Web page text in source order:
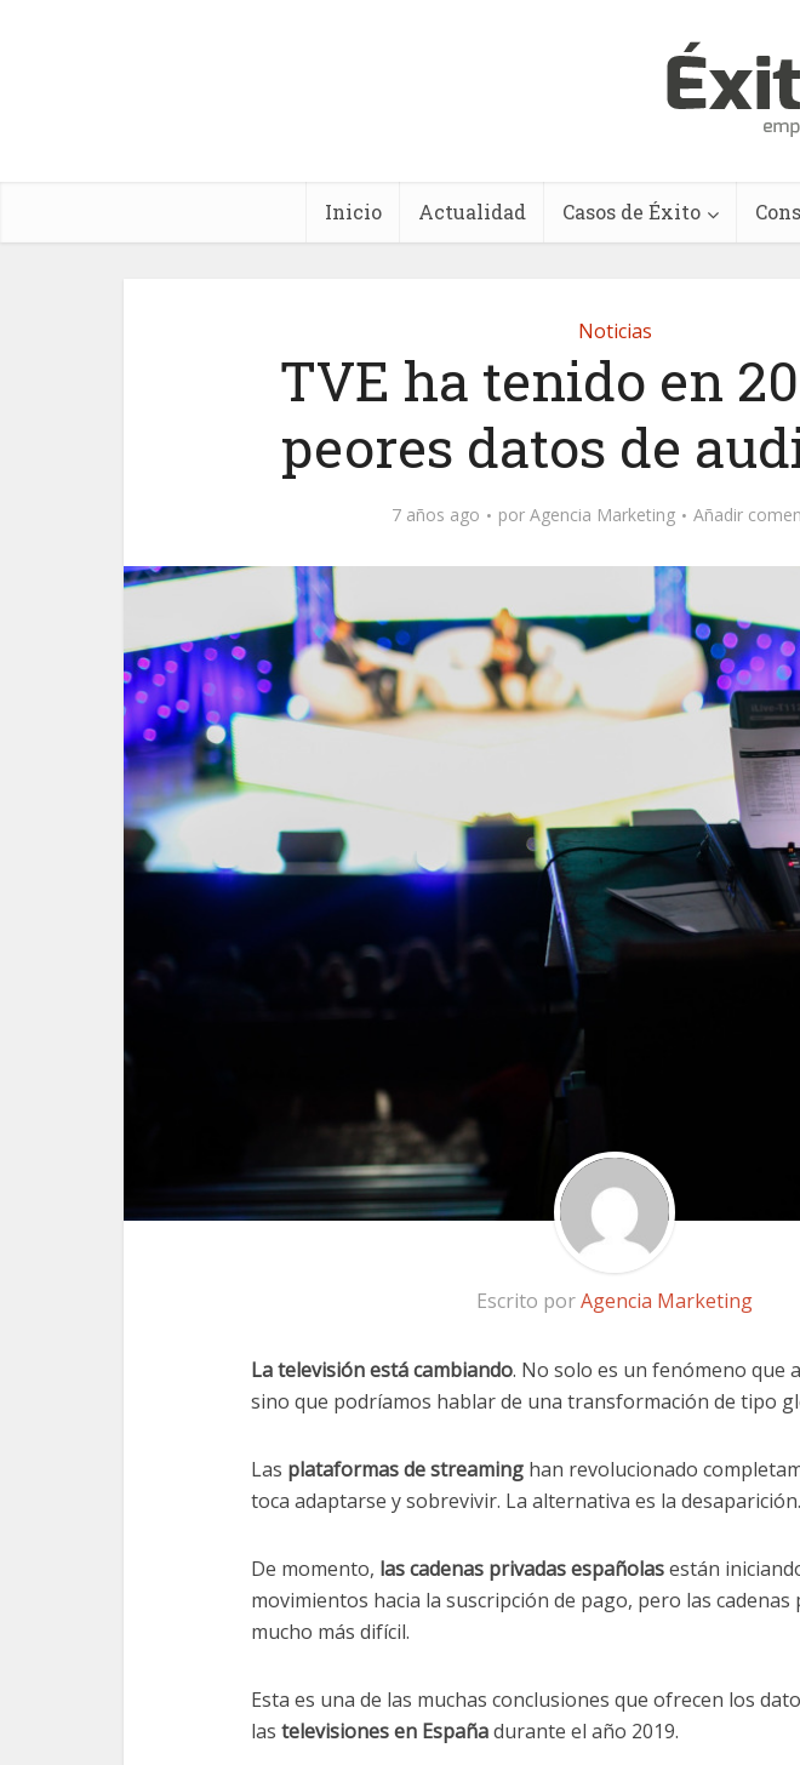
Inicio Actualidad Casos de Éxito
Noticias
TVE ha tenido en
peores datos de
7 años ago por Agencia Marketing Añadir
Escrito porAgencia Marketing
La televisión está cambiando. No solo es un fenómeno que
sino que podríamos hablar de una transformación de tipo
Las plataformas de streaming han revolucionado
toca adaptarse y sobrevivir. La alternativa es la desaparición.
De momento, las cadenas privadas españolasestán
movimientos hacia la suscripción de pago, pero las
mucho más difícil.
Esta es una de las muchas conclusiones que ofrecen los
las televisiones en Españadurante el año 2019.